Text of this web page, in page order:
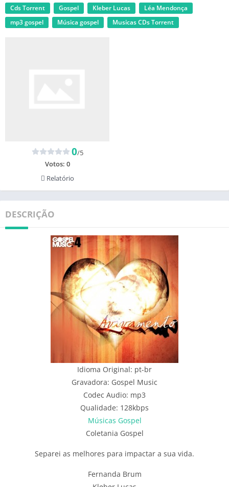
Cds Torrent Gospel Kleber Lucas
Léa Mendonça
mp3 gospel
Música gospel ‎Musicas CDs Torrent
0/5
Votos: 0
Relatório
DESCRIÇÃO
Idioma Original: pt-br
Gravadora: Gospel Music
Codec Audio: mp3
Qualidade: 128kbps
Músicas Gospel
Coletania Gospel
Separei as melhores para impactar a sua vida.
Fernanda Brum